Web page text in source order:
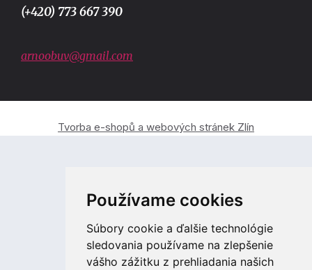
Používame cookies
Súbory cookie a ďalšie technológie
sledovania používame na zlepšenie
vášho zážitku z prehliadania našich
(+420) 773 667 390
arnoobuv@gmail.com
Tvorba e-shopů a webových stránek Zlín